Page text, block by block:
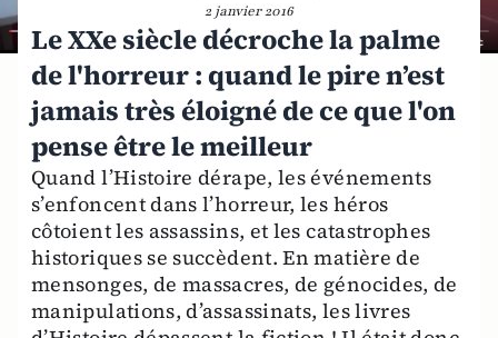
2 janvier 2016
Le XXe siècle décroche la palme
de l'horreur : quand le pire n’est
jamais très éloigné de ce que l'on
pense être le meilleur
Quand l’Histoire dérape, les événements
s’enfoncent dans l’horreur, les héros
côtoient les assassins, et les catastrophes
historiques se succèdent. En matière de
mensonges, de massacres, de génocides, de
manipulations, d’assassinats, les livres